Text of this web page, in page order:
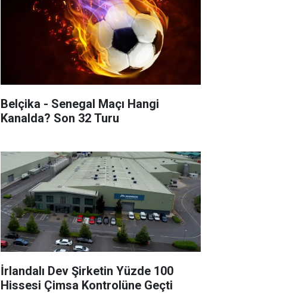
Belçika - Senegal Maçı Hangi
Kanalda? Son 32 Turu
İrlandalı Dev Şirketin Yüzde 100
Hissesi Çimsa Kontrolüne Geçti